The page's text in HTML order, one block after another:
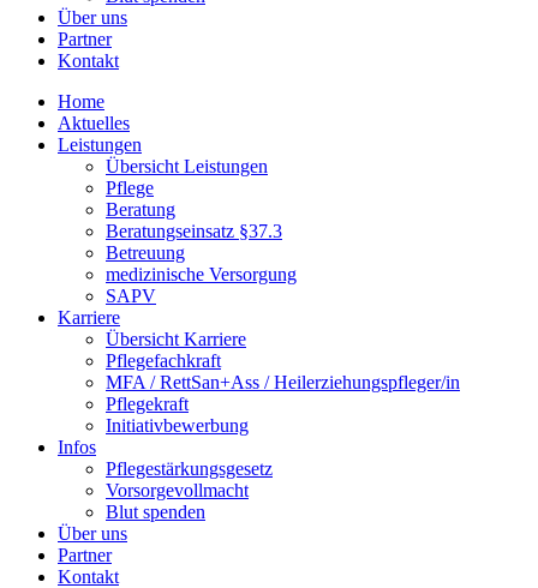
Über uns
Partner
Kontakt
Home
Aktuelles
Leistungen
Übersicht Leistungen
Pflege
Beratung
Beratungseinsatz §37.3
Betreuung
medizinische Versorgung
SAPV
Karriere
Übersicht Karriere
Pflegefachkraft
MFA / RettSan+Ass / Heilerziehungspfleger/in
Pflegekraft
Initiativbewerbung
Infos
Pflegestärkungsgesetz
Vorsorgevollmacht
Blut spenden
Über uns
Partner
Kontakt